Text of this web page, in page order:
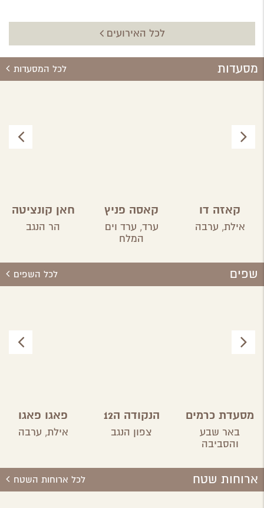
לכל האירועים
מסעדות לכל המסעדות
קאזה דו
ברזילאילת, ערבה
קאסה פניץ
ערד, ערד וים
המלח
חאן קונציטה
הר הנגב
שפים לכל השפים
מסעדת כרמים
באר שבע
והסביבה
הנקודה ה12
צפון הנגב
פאגו פאגו
אילת, ערבה
ארוחות שטח לכל ארוחות השטח